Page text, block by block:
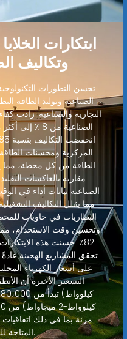
ابتكارات
وتكاليف
تحسن التطورات
الصناعية وتوليد الطاقة
التجارية والصناعية. زادت
المركزية ومحسنات
مقارنة بالعاكسات
الصناعية بيانات أداء في
البطاريات في حاويات
82٪. حسنت هذه
على أسعار الكهرباء
مرنة بما في ذلك
المتاحة للمشاريع التجارية.